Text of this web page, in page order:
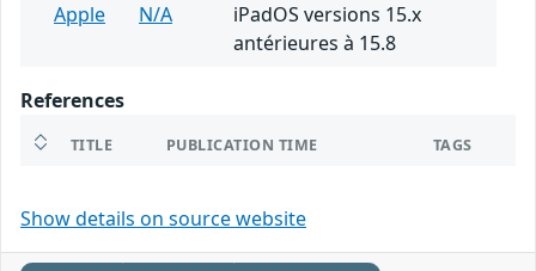
Apple
N/A
iPadOS versions 15.x
antérieures à 15.8
References
TITLE PUBLICATION TIME TAGS
Show details on source website